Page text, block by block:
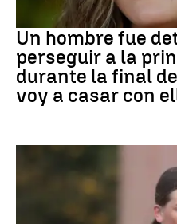
Mundial 2026
Un hombre fue
perseguir a la
durante la final
voy a casar con